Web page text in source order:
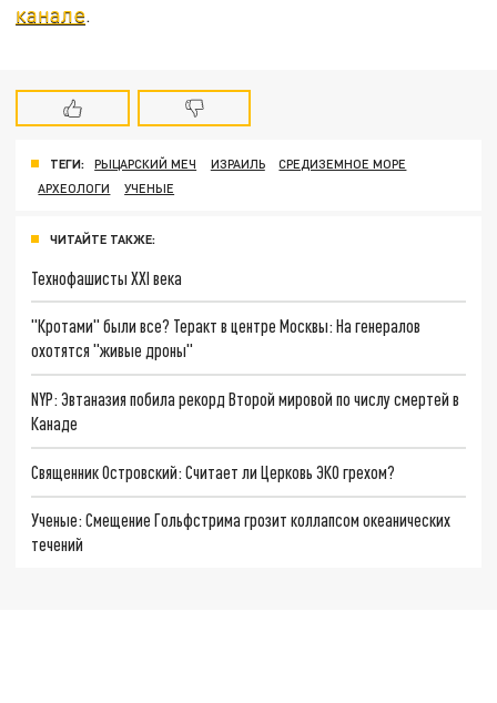
канале.
ТЕГИ: РЫЦАРСКИЙ МЕЧ ИЗРАИЛЬ
СРЕДИЗЕМНОЕ МОРЕ
АРХЕОЛОГИ
УЧЕНЫЕ
ЧИТАЙТЕ ТАКЖЕ:
Технофашисты XXI века
"Кротами" были все? Теракт в центре Москвы: На генералов
охотятся "живые дроны"
NYP: Эвтаназия побила рекорд Второй мировой по числу смертей в
Канаде
Священник Островский: Считает ли Церковь ЭКО грехом?
Ученые: Смещение Гольфстрима грозит коллапсом океанических
течений